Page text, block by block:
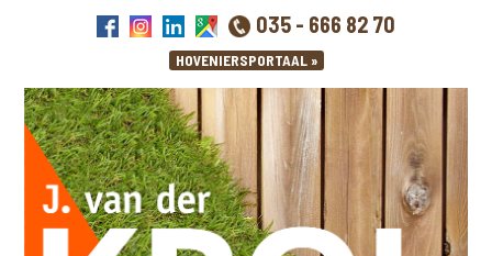
035 - 666 82 70